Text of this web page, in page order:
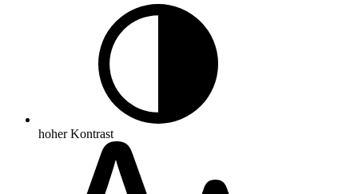
hoher Kontrast